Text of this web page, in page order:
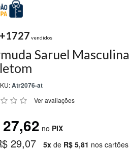
+1727 vendidos
Saruel Masculina
Atr2076-at
Ver avaliações
no PIX
29,07 5xde R$ 5,81 nos cartões